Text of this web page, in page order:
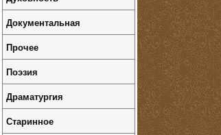
Документальная
Прочее
Поэзия
Драматургия
Старинное